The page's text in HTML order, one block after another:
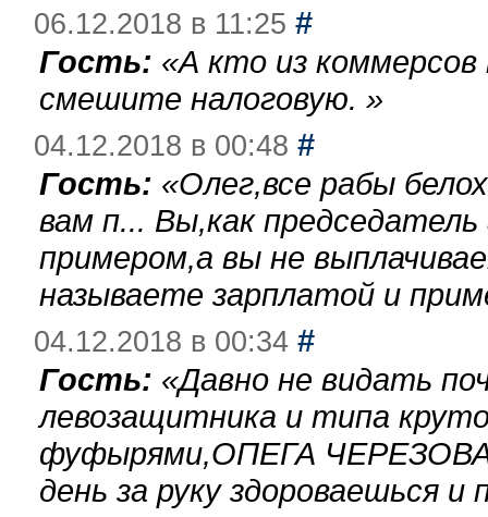
06.12.2018 в 11:25 #
Гость: «А кто из
смешите налоговую. »
04.12.2018 в 00:48 #
Гость: «Олег,все рабы
вам п... Вы,как
примером,а вы не
называете зарплатой и
04.12.2018 в 00:34 #
Гость: «Давно не видать
левозащитника и типа
фуфырями,ОПЕГА
день за руку здороваешься